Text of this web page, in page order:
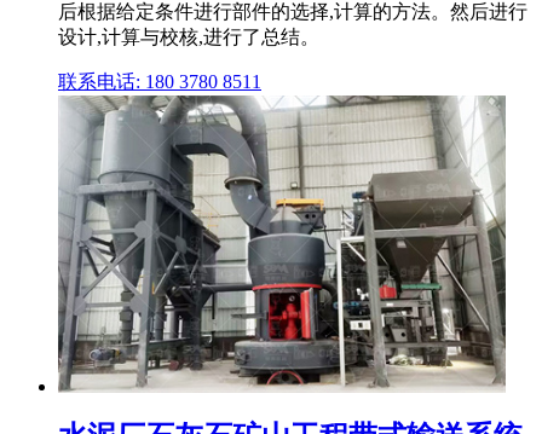
后根据给定条件进行部件的选择,计算的方法。然后进行
设计,计算与校核,进行了总结。
联系电话: 180 3780 8511